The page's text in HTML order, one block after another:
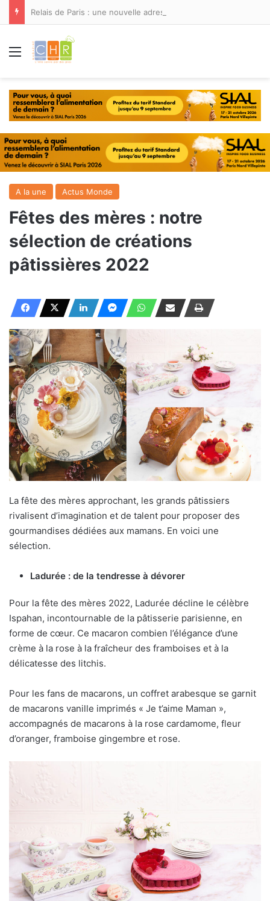
Menu
A la une Actus Monde
Fêtes des mères : notre
sélection de créations
pâtissières 2022
La fête des mères approchant, les grands pâtissiers
rivalisent d’imagination et de talent pour proposer des
gourmandises dédiées aux mamans. En voici une
sélection.
Ladurée : de la tendresse à dévorer
Pour la fête des mères 2022, Ladurée décline le célèbre
Ispahan, incontournable de la pâtisserie parisienne, en
forme de cœur. Ce macaron combien l’élégance d’une
crème à la rose à la fraîcheur des framboises et à la
délicatesse des litchis.
Pour les fans de macarons, un coffret arabesque se garnit
de macarons vanille imprimés « Je t’aime Maman »,
accompagnés de macarons à la rose cardamome, fleur
d’oranger, framboise gingembre et rose.